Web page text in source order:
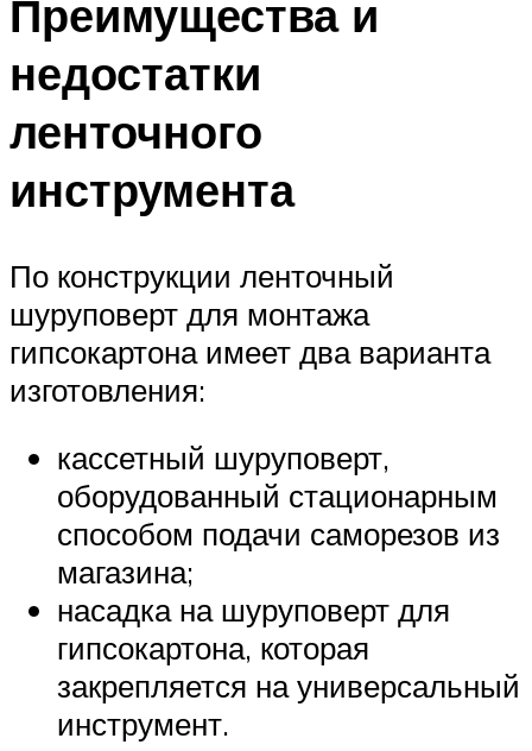
Преимущества и
недостатки
ленточного
инструмента
По конструкции ленточный
шуруповерт для монтажа
гипсокартона имеет два варианта
изготовления:
кассетный шуруповерт,
оборудованный стационарным
способом подачи саморезов из
магазина;
насадка на шуруповерт для
гипсокартона, которая
закрепляется на универсальный
инструмент.